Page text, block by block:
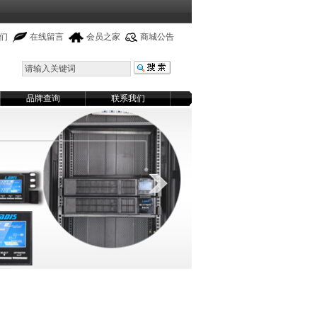
品牌查询 联系我们
在线留言 会员之家 商城公告